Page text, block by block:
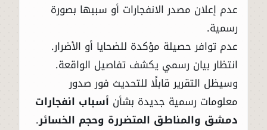
عدم إعلان مصدر الانفجارات أو سببها بصورة
رسمية.
عدم توافر حصيلة مؤكدة للضحايا أو الأضرار.
انتظار بيان رسمي يكشف تفاصيل الواقعة.
وسيظل التقرير قابلًا للتحديث فور صدور
معلومات رسمية جديدة بشأن أسباب انفجارات
دمشق والمناطق المتضررة وحجم الخسائر.